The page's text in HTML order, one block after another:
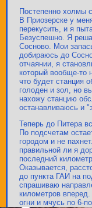
Постепенно холмы
В Приозерске у
перекусить, и я
Безуспешно. Я
Сосново. Мои
добираюсь до
отчаянии, я
который вообще-то
что будет станция
голоден и зол, но
нахожу станцию
останавливаюсь и
Теперь до Питера
По подсчетам
городом и не
правильной ли я
последний
Оказывается,
до пункта ГАИ на
спрашиваю
километров
огни и мчусь по 6-